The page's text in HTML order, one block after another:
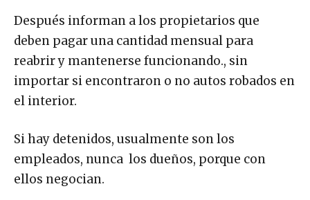
Después informan a los propietarios que
deben pagar una cantidad mensual para
reabrir y mantenerse funcionando., sin
importar si encontraron o no autos robados en
el interior.
Si hay detenidos, usualmente son los
empleados, nunca los dueños, porque con
ellos negocian.